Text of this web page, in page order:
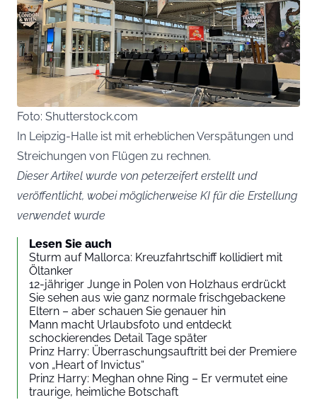
Foto: Shutterstock.com
In Leipzig-Halle ist mit erheblichen Verspätungen und
Streichungen von Flügen zu rechnen.
Dieser Artikel wurde von peterzeifert erstellt und
veröffentlicht, wobei möglicherweise KI für die Erstellung
verwendet wurde
Lesen Sie auch
Sturm auf Mallorca: Kreuzfahrtschiff kollidiert mit
Öltanker
12-jähriger Junge in Polen von Holzhaus erdrückt
Sie sehen aus wie ganz normale frischgebackene
Eltern – aber schauen Sie genauer hin
Mann macht Urlaubsfoto und entdeckt
schockierendes Detail Tage später
Prinz Harry: Überraschungsauftritt bei der Premiere
von „Heart of Invictus“
Prinz Harry: Meghan ohne Ring – Er vermutet eine
traurige, heimliche Botschaft